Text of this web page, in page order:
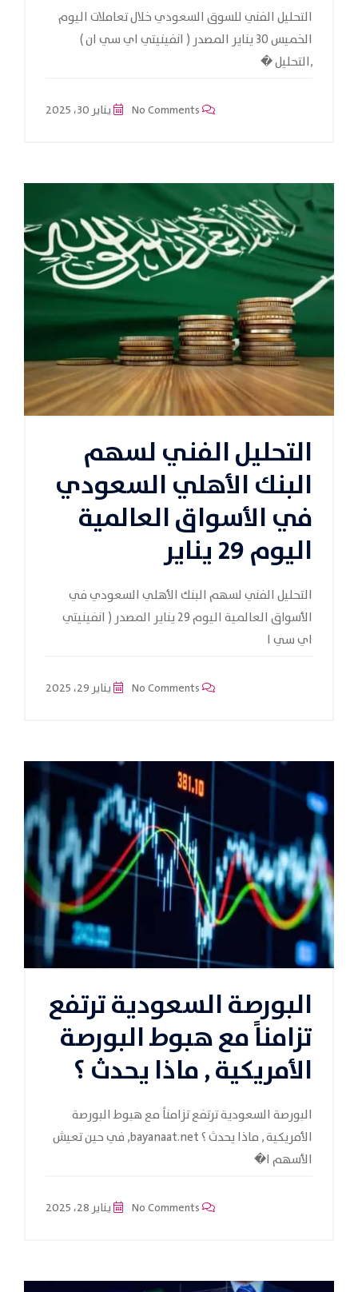
التحليل الفني للسوق السعودي خلال تعاملات اليوم
الخميس 30 يناير المصدر ( انفينيتي اي سي ان )
,التحليل �
يناير 30، 2025
التحليل الفني لسهم
البنك الأهلي السعودي
في الأسواق العالمية
اليوم 29 يناير
التحليل الفني لسهم البنك الأهلي السعودي في
الأسواق العالمية اليوم 29 يناير المصدر ( انفينيتي
اي سي ا
يناير 29، 2025
البورصة السعودية ترتفع
تزامناً مع هبوط البورصة
الأمريكية , ماذا يحدث ؟
البورصة السعودية ترتفع تزامناً مع هبوط البورصة
الأمريكية , ماذا يحدث ؟ bayanaat.net, في حين تعيش
الأسهم ا�
يناير 28، 2025